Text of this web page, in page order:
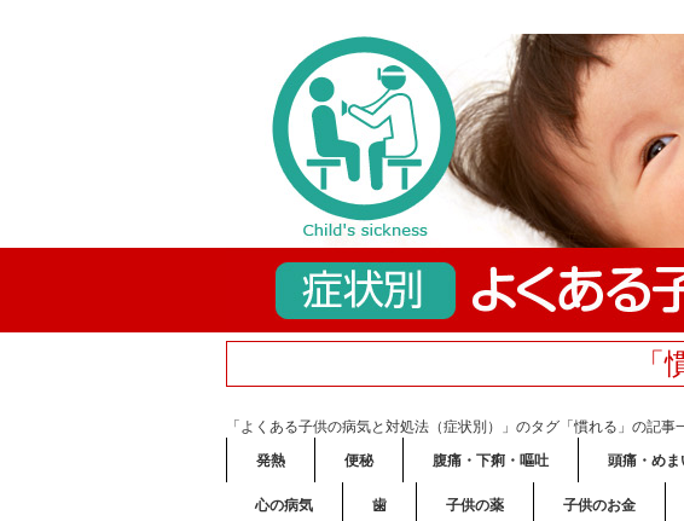
「よくある子供の病気と対処法（症状別）」のタグ「慣れる」の記事
発熱
便秘 腹痛・下痢・嘔吐 頭痛・めま
心の病気 歯 子供の薬 子供のお金